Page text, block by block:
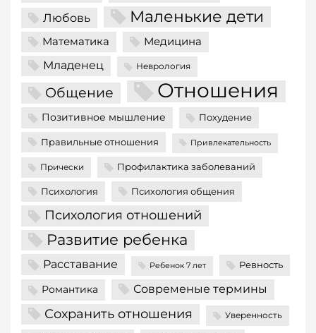
Любовь Маленькие дети
Математика Медицина
Младенец Неврология
Общение Отношения
Позитивное мышление Похудение
Правильные отношения Привлекательность
Прически Профилактика заболеваний
Психология Психология общения
Психология отношений
Развитие ребенка
Расставание Ребенок 7 лет Ревность
Романтика Современые термины
Сохранить отношения Уверенность